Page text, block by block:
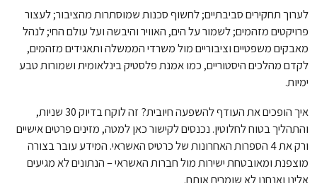
לערוך תחקירים סביבתיים; לחשוף סכנות שמוסתרות מהציבור; לעצור
פרויקטים מזהמים; לשמור על הים, האוויר והיבשה ועל עולם החי; לנהל
מאבקים משפטיים וציבוריים מול משרדי הממשלה ותאגידים מזהמים,
לקדם מהלכים היסטוריים, כמו אמנת פלסטיק בינלאומית ושמורות טבע
ימיות.
איך הופכים את העודף להשפעה חיובית? זה לוקח בדיוק 30 שניות,
והתהליך בטוח לחלוטין. נכנסים לקישור כאן למטה, מזינים פרטים אישיים
ורק את 4 הספרות האחרונות של כרטיס האשראי. המידע עובר בצורה
מוצפנת ומאובטחת ישירות מול חברות האשראי – הנתונים לא מגיעים
אלינו ואנחנו לא שומרים אותם.